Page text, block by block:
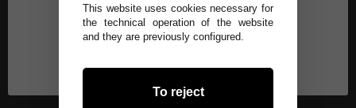
This website uses cookies necessary for
the technical operation of the website
and they are previously configured.
To reject